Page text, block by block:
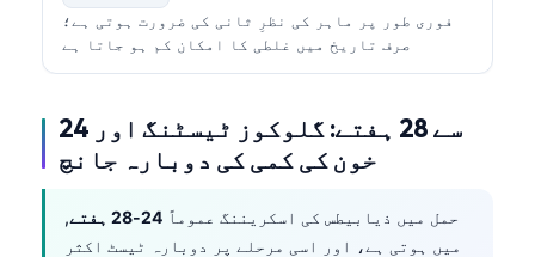
فوری طور پر ماہر کی نظرِ ثانی کی ضرورت ہوتی ہے؛
صرف تاریخ میں غلطی کا امکان کم ہو جاتا ہے
24 سے 28 ہفتے: گلوکوز ٹیسٹنگ اور
خون کی کمی کی دوبارہ جانچ
حمل میں ذیابیطس کی اسکریننگ عموماً 24-28 ہفتے
,
میں ہوتی ہے، اور اسی مرحلے پر دوبارہ ٹیسٹ اکثر
简体中文
فارسی
Български
Dansk